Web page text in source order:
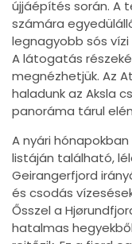
újjáépítés során. A
számára
legnagyobb sós
A látogatás
megnézhetjük. Az
haladunk az Aksla
panoráma tárul
A nyári
listáján található,
Geirangerfjord
és csodás
Ősszel a
hatalmas